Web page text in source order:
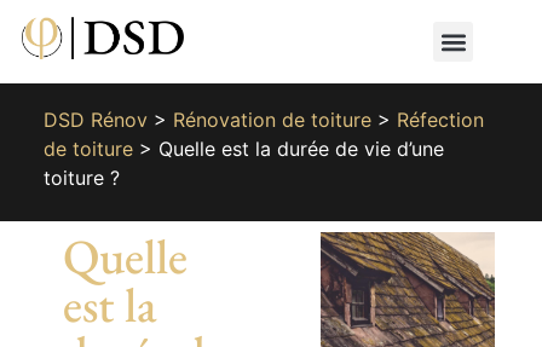
DSD Rénov> Rénovation de toiture> Réfection
de toiture> Quelle est la durée de vie d’une
toiture ?
Quelle
est la